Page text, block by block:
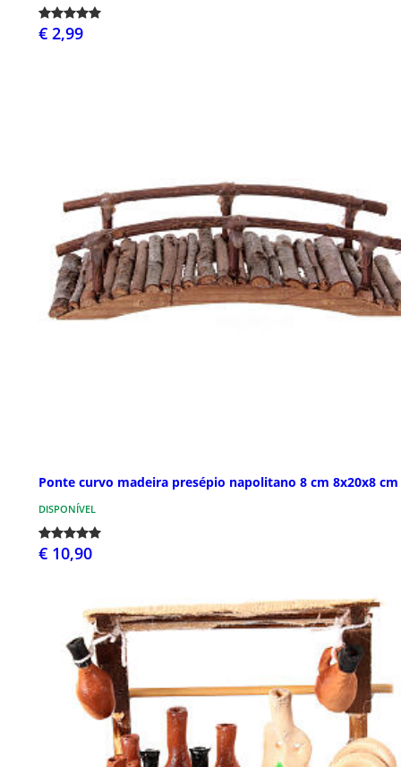
€ 2,99
Ponte curvo madeira presépio napolitano 8 cm 8x20x8 cm
DISPONÍVEL
€ 10,90